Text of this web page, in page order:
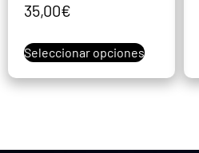
35,00€
Seleccionar opciones